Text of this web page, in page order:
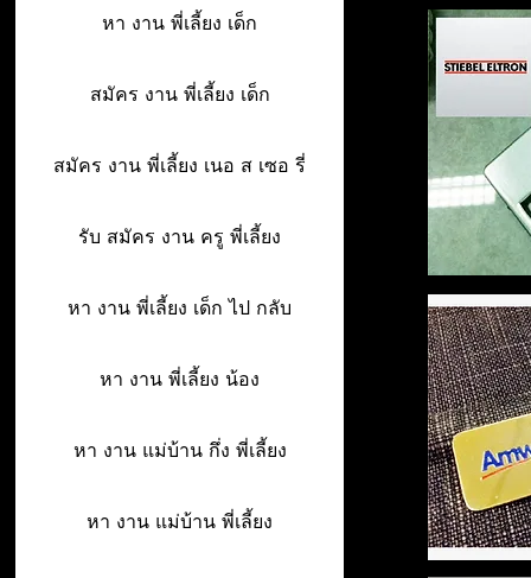
หา งาน พี่เลี้ยง เด็ก
สมัคร งาน พี่เลี้ยง เด็ก
สมัคร งาน พี่เลี้ยง เนอ ส เซอ รี่
รับ สมัคร งาน ครู พี่เลี้ยง
หา งาน พี่เลี้ยง เด็ก ไป กลับ
หา งาน พี่เลี้ยง น้อง
หา งาน แม่บ้าน กึ่ง พี่เลี้ยง
หา งาน แม่บ้าน พี่เลี้ยง